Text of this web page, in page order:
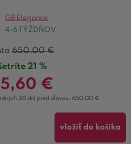
GB Elegance
4-6 TÝŽDŇOV
650,00€
21 %
€
30 dní pred zľavou: 650,00 €
vložiť do košíka